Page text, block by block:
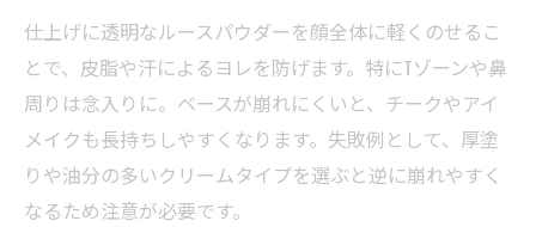
居酒屋で人気の韓国ティント使い心地レポ
落ちないティントの居酒屋向け活用ポイン
ト
韓国コスメで叶う居酒屋リップメイクの極
意
仕上げに透明なルースパウダーを顔全体に軽くのせるこ
とで、皮脂や汗によるヨレを防げます。特にTゾーンや鼻
周りは念入りに。ベースが崩れにくいと、チークやアイ
メイクも長持ちしやすくなります。失敗例として、厚塗
りや油分の多いクリームタイプを選ぶと逆に崩れやすく
なるため注意が必要です。